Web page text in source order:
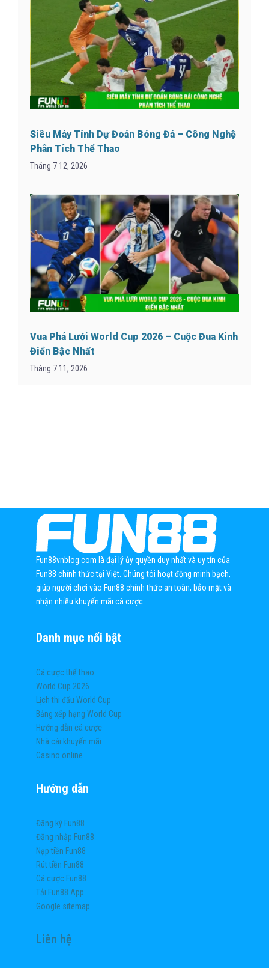
Siêu Máy Tính Dự Đoán Bóng Đá – Công Nghệ
Phân Tích Thể Thao
Tháng 7 12, 2026
Vua Phá Lưới World Cup 2026 – Cuộc Đua Kinh
Điển Bậc Nhất
Tháng 7 11, 2026
Fun88vnblog.com là đại lý ủy quyền duy nhất và uy tín của
Fun88 chính thức tại Việt. Chúng tôi hoạt động minh bạch,
giúp người chơi vào Fun88 chính thức an toàn, bảo mật và
nhận nhiều khuyến mãi cá cược.
Danh mục nổi bật
Cá cược thể thao
World Cup 2026
Lịch thi đấu World Cup
Bảng xếp hạng World Cup
Hướng dẫn cá cược
Nhà cái khuyến mãi
Casino online
Hướng dẫn
Đăng ký Fun88
Đăng nhập Fun88
Nạp tiền Fun88
Rút tiền Fun88
Cá cược Fun88
Tải Fun88 App
Google sitemap
Liên hệ